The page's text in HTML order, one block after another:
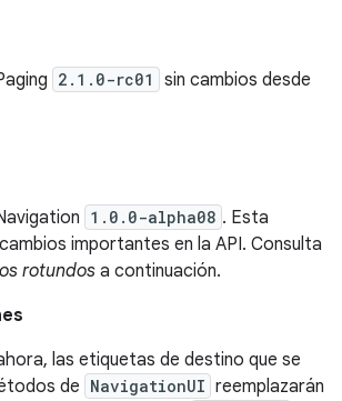
2.1.0-rc01 sin cambios desde
1.0.0-alpha08 . Esta
importantes en la API. Consulta
rotundos a continuación.
las etiquetas de destino que se
de NavigationUI reemplazarán